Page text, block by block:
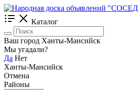
Каталог
Ваш город Ханты-Мансийск
Мы угадали?
Да Нет
Ханты-Мансийск
Отмена
Районы